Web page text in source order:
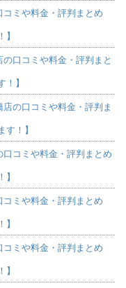
ミや料金・評判まとめ
口コミや料金・評判まと
】
の口コミや料金・評判ま
！】
コミや料金・評判まとめ
ミや料金・評判まとめ
ミや料金・評判まとめ